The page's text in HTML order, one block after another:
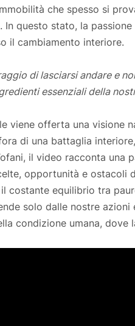
che spesso si
questo stato, la
il cambiamento interiore.
di lasciarsi andare e
essenziali della
viene offerta una visione
di una battaglia
il video racconta una
opportunità e ostacoli
costante equilibrio tra
solo dalle nostre azioni
condizione umana,